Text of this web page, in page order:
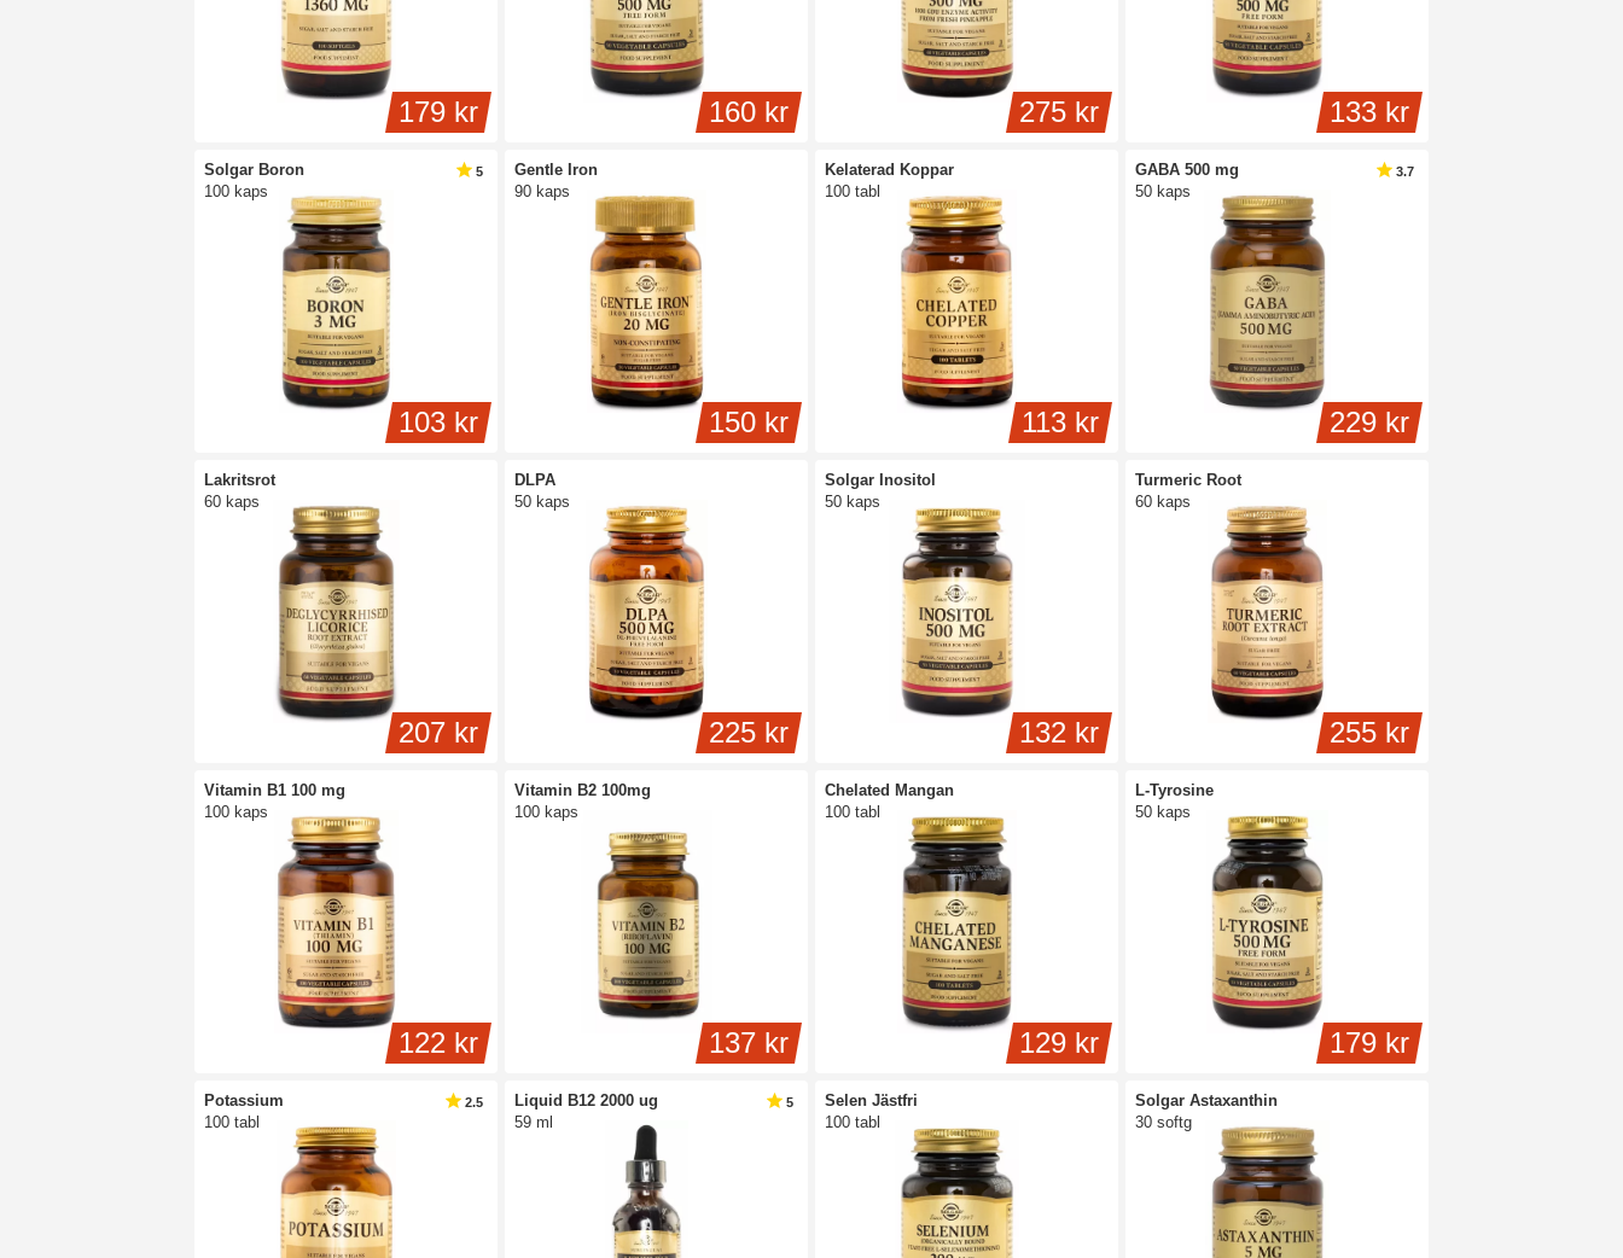
179 kr 160 kr 275 kr 133 kr
Solgar Boron
100 kaps
103 kr
5
Gentle Iron
90 kaps
150 kr
Kelaterad Koppar
100 tabl
113 kr
GABA 500 mg
50 kaps
229 kr
3.7
Lakritsrot
60 kaps
207 kr
DLPA
50 kaps
225 kr
Solgar Inositol
50 kaps
132 kr
Turmeric Root
60 kaps
255 kr
Vitamin B1 100 mg
100 kaps
122 kr
Vitamin B2 100mg
100 kaps
137 kr
Chelated Mangan
100 tabl
129 kr
L-Tyrosine
50 kaps
179 kr
Potassium
100 tabl
2.5
Liquid B12 2000 ug
59 ml
5
Selen Jästfri
100 tabl
Solgar Astaxanthin
30 softg